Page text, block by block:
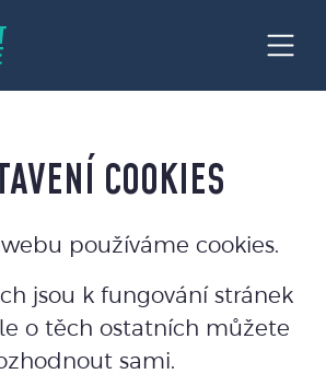
COOKIES
používáme cookies.
jsou k fungování stránek
o těch ostatních můžete
sami.